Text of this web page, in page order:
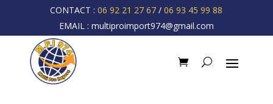
CONTACT :06 92 21 27 67 /06 93 45 99 88
EMAIL : multiproimport974@gmail.com